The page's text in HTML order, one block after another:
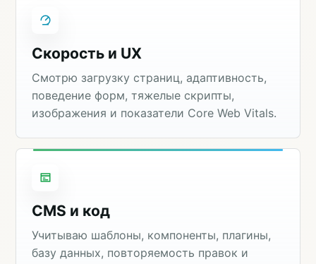
Скорость и UX
Смотрю загрузку страниц, адаптивность,
поведение форм, тяжелые скрипты,
изображения и показатели Core Web Vitals.
CMS и код
Учитываю шаблоны, компоненты, плагины,
базу данных, повторяемость правок и